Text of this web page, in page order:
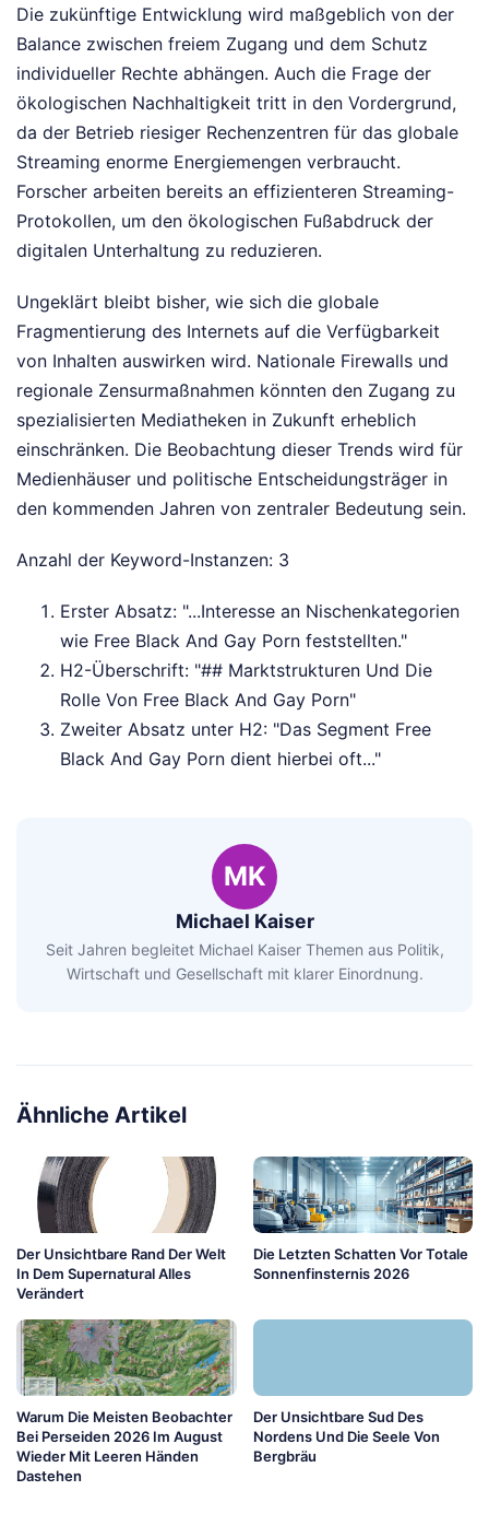
Die zukünftige Entwicklung wird maßgeblich von der
Balance zwischen freiem Zugang und dem Schutz
individueller Rechte abhängen. Auch die Frage der
ökologischen Nachhaltigkeit tritt in den Vordergrund,
da der Betrieb riesiger Rechenzentren für das globale
Streaming enorme Energiemengen verbraucht.
Forscher arbeiten bereits an effizienteren Streaming-
Protokollen, um den ökologischen Fußabdruck der
digitalen Unterhaltung zu reduzieren.
Ungeklärt bleibt bisher, wie sich die globale
Fragmentierung des Internets auf die Verfügbarkeit
von Inhalten auswirken wird. Nationale Firewalls und
regionale Zensurmaßnahmen könnten den Zugang zu
spezialisierten Mediatheken in Zukunft erheblich
einschränken. Die Beobachtung dieser Trends wird für
Medienhäuser und politische Entscheidungsträger in
den kommenden Jahren von zentraler Bedeutung sein.
Anzahl der Keyword-Instanzen: 3
Erster Absatz: "...Interesse an Nischenkategorien
wie Free Black And Gay Porn feststellten."
H2-Überschrift: "## Marktstrukturen Und Die
Rolle Von Free Black And Gay Porn"
Zweiter Absatz unter H2: "Das Segment Free
Black And Gay Porn dient hierbei oft..."
MK
Michael Kaiser
Seit Jahren begleitet Michael Kaiser Themen aus Politik,
Wirtschaft und Gesellschaft mit klarer Einordnung.
Ähnliche Artikel
Der Unsichtbare Rand Der Welt
In Dem Supernatural Alles
Verändert
Die Letzten Schatten Vor Totale
Sonnenfinsternis 2026
Warum Die Meisten Beobachter
Bei Perseiden 2026 Im August
Wieder Mit Leeren Händen
Dastehen
Der Unsichtbare Sud Des
Nordens Und Die Seele Von
Bergbräu